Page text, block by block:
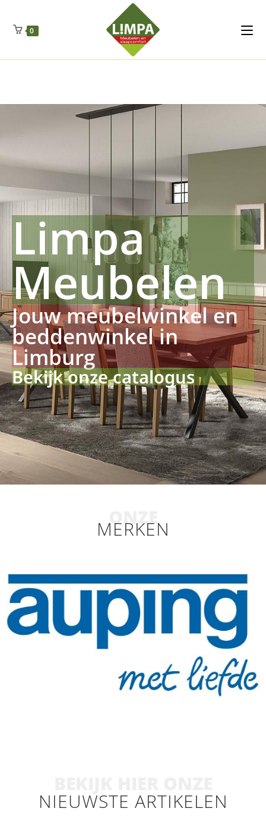
Regenschut
Drueckerpro
Fettsauren Dekemax Kapselmed
Luftkuhlen Zauberfan Netzfenste Insektensc
0
Limpa
Meubelen
Jouw meubelwinkel en
beddenwinkel in
Limburg
Bekijk onze catalogus
ONZE
MERKEN
NIEUWSTE ARTIKELEN